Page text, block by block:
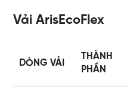
Vải ArisEcoFlex
DÒNG VẢI
THÀNH
PHẦN